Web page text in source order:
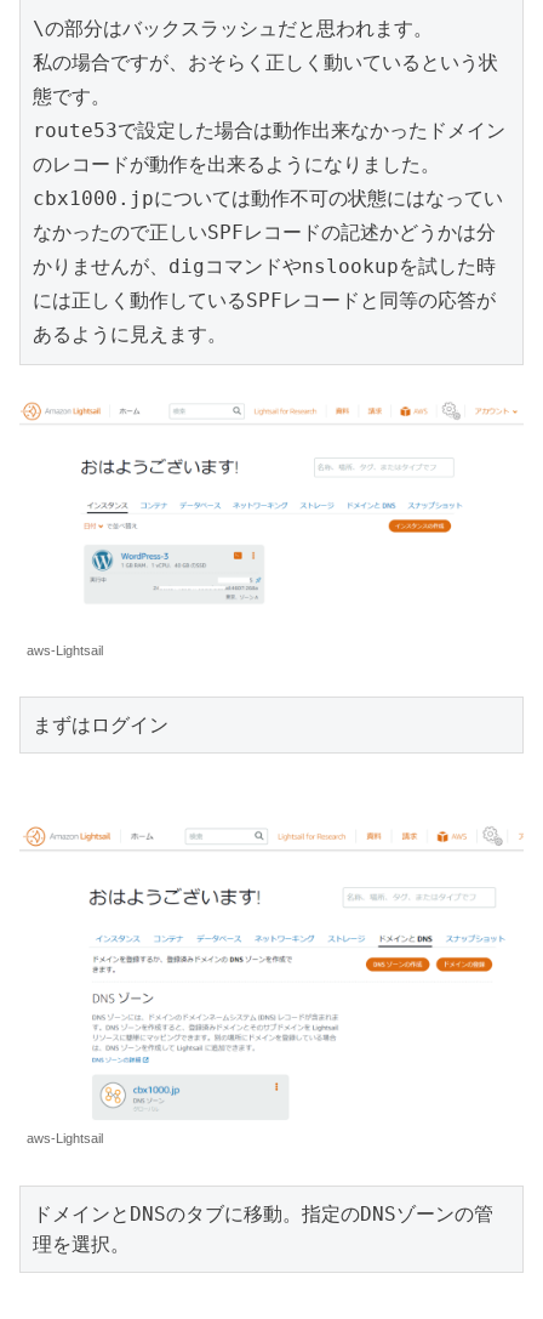
\の部分はバックスラッシュだと思われます。
私の場合ですが、おそらく正しく動いているという状
態です。
route53で設定した場合は動作出来なかったドメイン
のレコードが動作を出来るようになりました。
cbx1000.jpについては動作不可の状態にはなってい
なかったので正しいSPFレコードの記述かどうかは分
かりませんが、digコマンドやnslookupを試した時
には正しく動作しているSPFレコードと同等の応答が
あるように見えます。
aws-Lightsail
まずはログイン
aws-Lightsail
ドメインとDNSのタブに移動。指定のDNSゾーンの管
理を選択。